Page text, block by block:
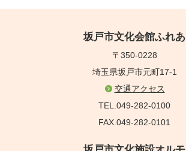
坂戸市文化会館ふれあ
〒350-0228
埼玉県坂戸市元町17-1
交通アクセス
TEL.049-282-0100
FAX.049-282-0101